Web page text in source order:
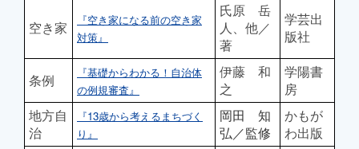
空き家
『空き家になる前の空き家
対策』
氏原 岳
人、他／
著
学芸出
版社
条例
『基礎からわかる！自治体
の例規審査』
伊藤 和
之
学陽書
房
地方自
治
『13歳から考えるまちづく
り』
岡田 知
弘／監修
かもが
わ出版